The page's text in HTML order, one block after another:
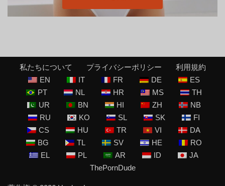
私たちについて プライバシーポリシー
利用規約
EN
IT FR DE
ES
PT
NL HR MS
TH
UR
BN HI ZH
NB
RU
KO SL SK
FI
CS
HU TR VI
DA
BG
TL SV HE
RO
EL
PL AR ID
JA
ThePornDude